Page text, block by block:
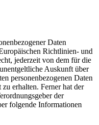
Daten
Richtlinien- und
jederzeit von dem für die
Auskunft über
personenbezogenen Daten
erhalten. Ferner hat der
der
folgende Informationen